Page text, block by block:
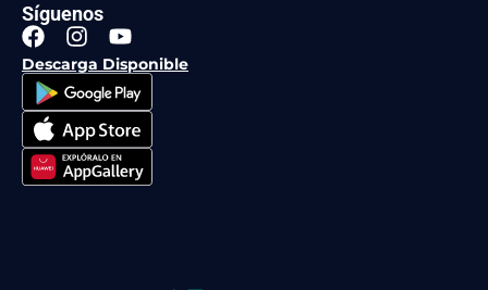
Síguenos
F
a
c
e
b
o
o
k
I
n
s
t
a
g
r
a
Y
o
u
t
u
b
e
Descarga Disponible